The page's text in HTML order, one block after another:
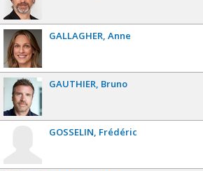
GALLAGHER Anne
GAUTHIER Bruno
GOSSELIN Frédéric